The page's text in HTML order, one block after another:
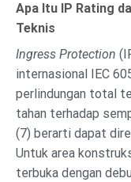
Apa Itu IP Rating
Teknis
Ingress Protection
internasional IEC
perlindungan total
tahan terhadap
(7) berarti dapat
Untuk area
terbuka dengan